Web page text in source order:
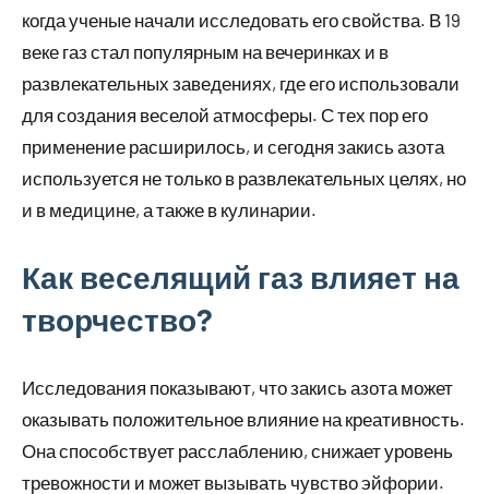
когда ученые начали исследовать его свойства. В 19
веке газ стал популярным на вечеринках и в
развлекательных заведениях, где его использовали
для создания веселой атмосферы. С тех пор его
применение расширилось, и сегодня закись азота
используется не только в развлекательных целях, но
и в медицине, а также в кулинарии.
Как веселящий газ влияет на
творчество?
Исследования показывают, что закись азота может
оказывать положительное влияние на креативность.
Она способствует расслаблению, снижает уровень
тревожности и может вызывать чувство эйфории.